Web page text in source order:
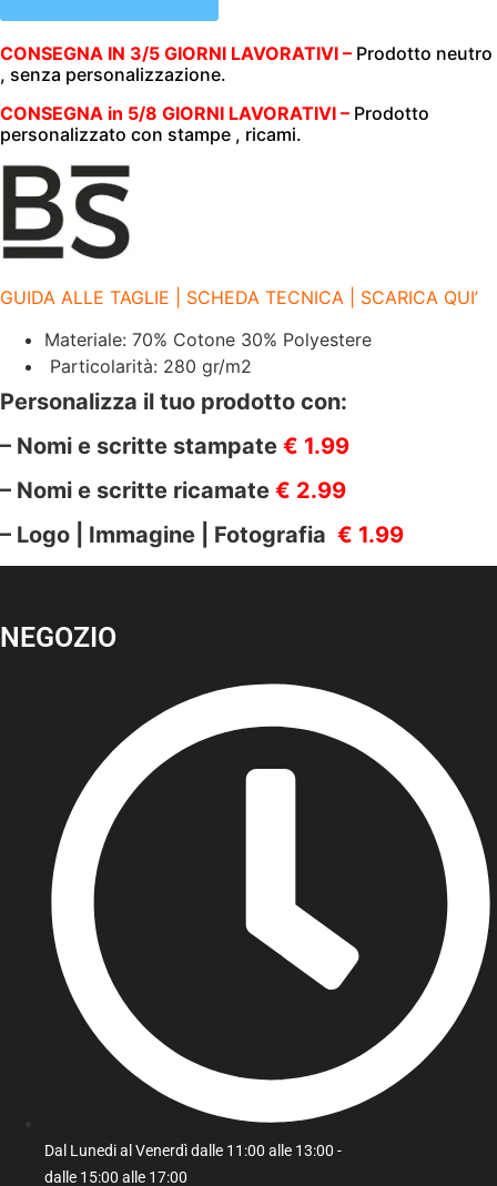
RAGLAN
|
BS
280
GR/M2
|
BS330
ORANGE
quantità
CONSEGNA IN 3/5 GIORNI LAVORATIVI – Prodotto neutro
, senza personalizzazione.
CONSEGNA in 5/8 GIORNI LAVORATIVI – Prodotto
personalizzato con stampe , ricami.
GUIDA ALLE TAGLIE | SCHEDA TECNICA | SCARICA QUI’
Materiale: 70% Cotone 30% Polyestere
Particolarità: 280 gr/m2
Personalizza il tuo prodotto con:
– Nomi e scritte stampate € 1.99
– Nomi e scritte ricamate € 2.99
– Logo | Immagine | Fotografia € 1.99
NEGOZIO
Dal Lunedi al Venerdì dalle 11:00 alle 13:00 -
dalle 15:00 alle 17:00